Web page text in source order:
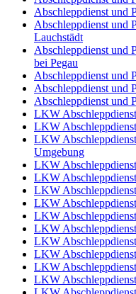
Abschleppdienst und
Abschleppdienst und
Lauchstädt
Abschleppdienst und
bei Pegau
Abschleppdienst und
Abschleppdienst und
Abschleppdienst und
LKW
LKW
LKW
Umgebung
LKW
LKW
LKW
LKW
LKW
LKW
LKW
LKW
LKW
LKW